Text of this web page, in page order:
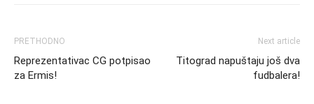
PRETHODNO
Reprezentativac CG potpisao
za Ermis!
Next article
Titograd napuštaju još dva
fudbalera!